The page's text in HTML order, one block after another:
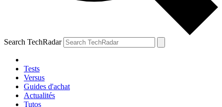
Search TechRadar
Tests
Versus
Guides d'achat
Actualités
Tutos